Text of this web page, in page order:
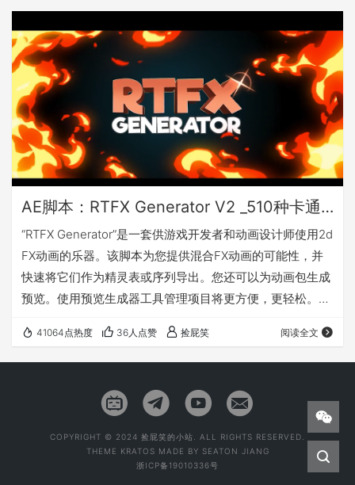
非线性编辑工具支持遮罩和合成程序，如Adobe Premier
Pro，After Effects，Photoshop，Sony Vegas，Final
Cut，…
AE脚本：RTFX Generator V2 _510种卡通手绘动漫雷电能量爆炸火焰烟雾流体MG动画元素_模板+视频素材
“RTFX Generator”是一套供游戏开发者和动画设计师使用2d
FX动画的乐器。该脚本为您提供混合FX动画的可能性，并
快速将它们作为精灵表或序列导出。您还可以为动画包生成
预览。使用预览生成器工具管理项目将更方便，更轻松。但
动画允许使用所有非线性编辑工具支持遮罩和合成程序，如
Adobe Premier，Adobe After Effects，Sony Vegas，
41064点热度 36人点赞 捡屁笑 阅读全文
COPYRIGHT © 2024 捡屁笑的小站. ALL RIGHTS RESERVED.
THEME KRATOS MADE BY SEATON JIANG
浙ICP备19010336号